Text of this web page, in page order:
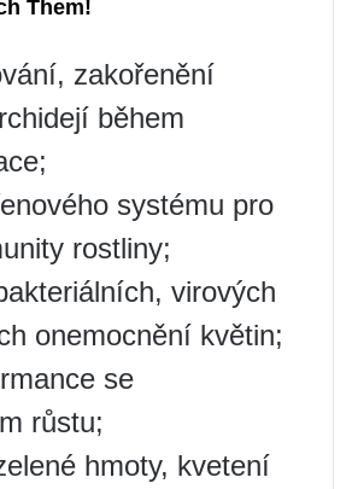
zakořenění
během
systému pro
rostliny;
virových
onemocnění květin;
se
růstu;
hmoty, kvetení